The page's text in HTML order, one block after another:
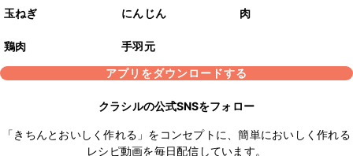
玉ねぎ にんじん 肉
鶏肉
手羽元
アプリをダウンロードする
クラシルの公式SNSをフォロー
「きちんとおいしく作れる」をコンセプトに、簡単においしく作れる
レシピ動画を毎日配信しています。